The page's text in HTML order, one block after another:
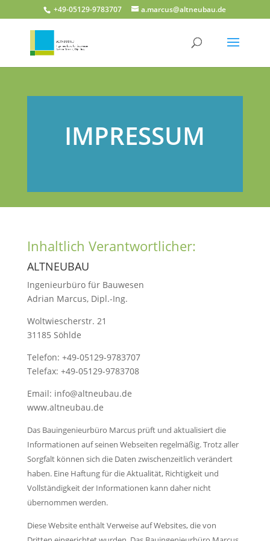
+49-05129-9783707 a.marcus@altneubau.de
IMPRESSUM
Inhaltlich Verantwortlicher:
ALTNEUBAU
Ingenieurbüro für Bauwesen
Adrian Marcus, Dipl.-Ing.
Woltwiescherstr. 21
31185 Söhlde
Telefon: +49-05129-9783707
Telefax: +49-05129-9783708
Email: info@altneubau.de
www.altneubau.de
Das Bauingenieurbüro Marcus prüft und aktualisiert die
Informationen auf seinen Webseiten regelmäßig. Trotz aller
Sorgfalt können sich die Daten zwischenzeitlich verändert
haben. Eine Haftung für die Aktualität, Richtigkeit und
Vollständigkeit der Informationen kann daher nicht
übernommen werden.
Diese Website enthält Verweise auf Websites, die von